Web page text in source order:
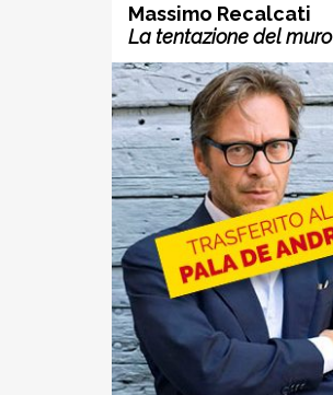
Massimo Recalcati
La tentazione del muro